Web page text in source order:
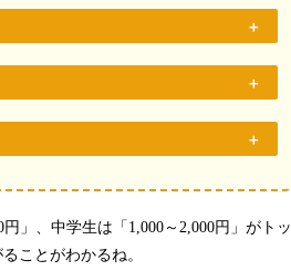
」、中学生は「1,000～2,000円」がトッ
ことがわかるね。